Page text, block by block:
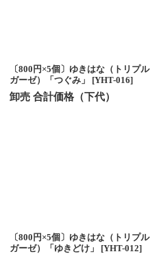
〔800円×5個〕ゆきはな（トリプル
ガーゼ）「つぐみ」
[YHT-016]
卸売 合計価格（下代）
〔800円×5個〕ゆきはな（トリプル
ガーゼ）「ゆきどけ」
[YHT-012]